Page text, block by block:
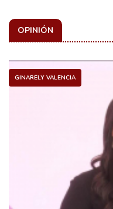
OPINIÓN
GINARELY VALENCIA